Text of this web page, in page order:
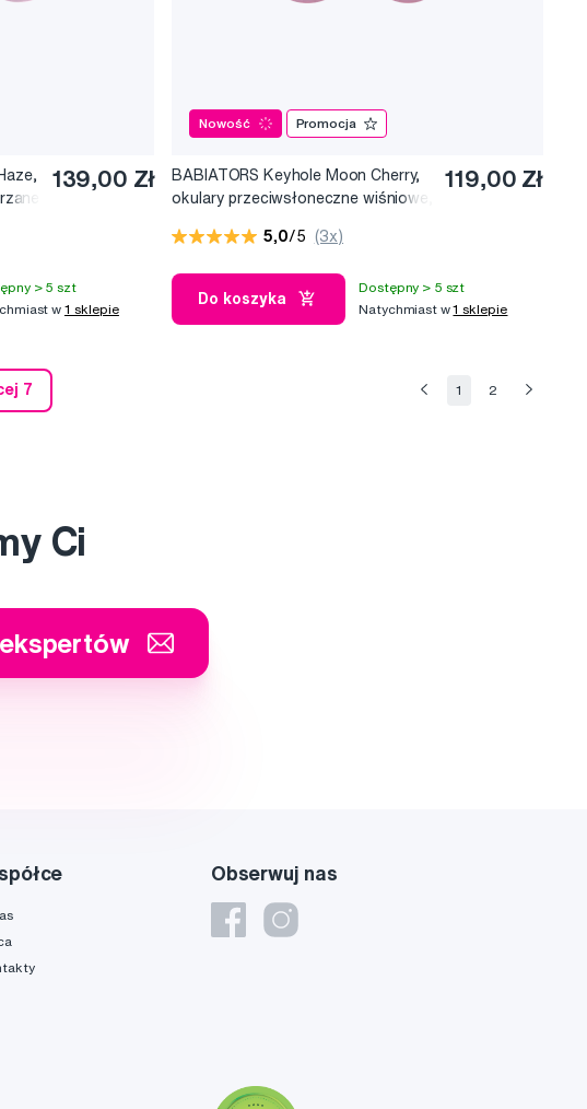
139,00 Zł
> 5 szt
w 1 sklepie
Nowość Promocja
BABIATORS Keyhole Moon Cherry,
okulary przeciwsłoneczne wiśniowe,
119,00 Zł
5,0/5 (3x)
Do koszyka
Dostępny > 5 szt
Natychmiast w1 sklepie
7 1 2
Ci
Obserwuj nas